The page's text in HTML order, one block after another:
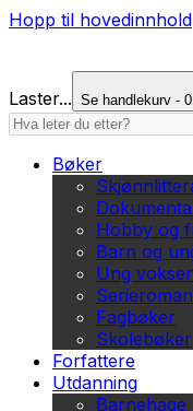
Hopp til hovedinnhold
Laster... Se handlekurv -
Bøker
Hobby og
Barn og
Ung
Fagbøker
Skolebøker
Forfattere
Utdanning
Barnehage